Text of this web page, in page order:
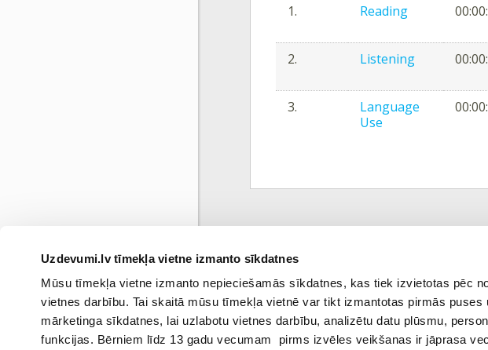
Uzdevumi.lv tīmekļa vietne izmanto sīkdatnes
Mūsu tīmekļa vietne izmanto nepieciešamās sīkdatnes, kas tiek izvietotas pēc
vietnes darbību. Tai skaitā mūsu tīmekļa vietnē var tikt izmantotas pirmās
mārketinga sīkdatnes, lai uzlabotu vietnes darbību, analizētu datu plūsmu,
funkcijas. Bērniem līdz 13 gadu vecumam pirms izvēles veikšanas ir jāprasa
1. Reading
2.
Listening
3.
Language
Use